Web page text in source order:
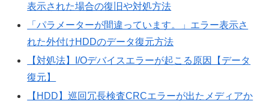
表示された場合の復旧や対処方法
「パラメーターが間違っています。」エラー表示さ
れた外付けHDDのデータ復元方法
【対処法】I/Oデバイスエラーが起こる原因【データ
復元】
【HDD】巡回冗長検査CRCエラーが出たメディアか